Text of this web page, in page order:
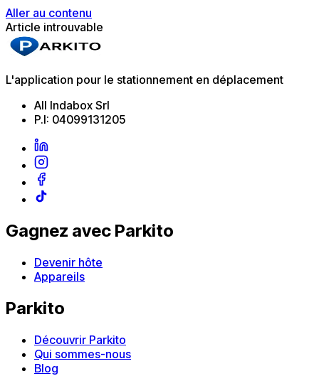
Aller au contenu
Article introuvable
L'application pour le stationnement en déplacement
All Indabox Srl
P.I: 04099131205
Gagnez avec Parkito
Devenir hôte
Appareils
Parkito
Découvrir Parkito
Qui sommes-nous
Blog